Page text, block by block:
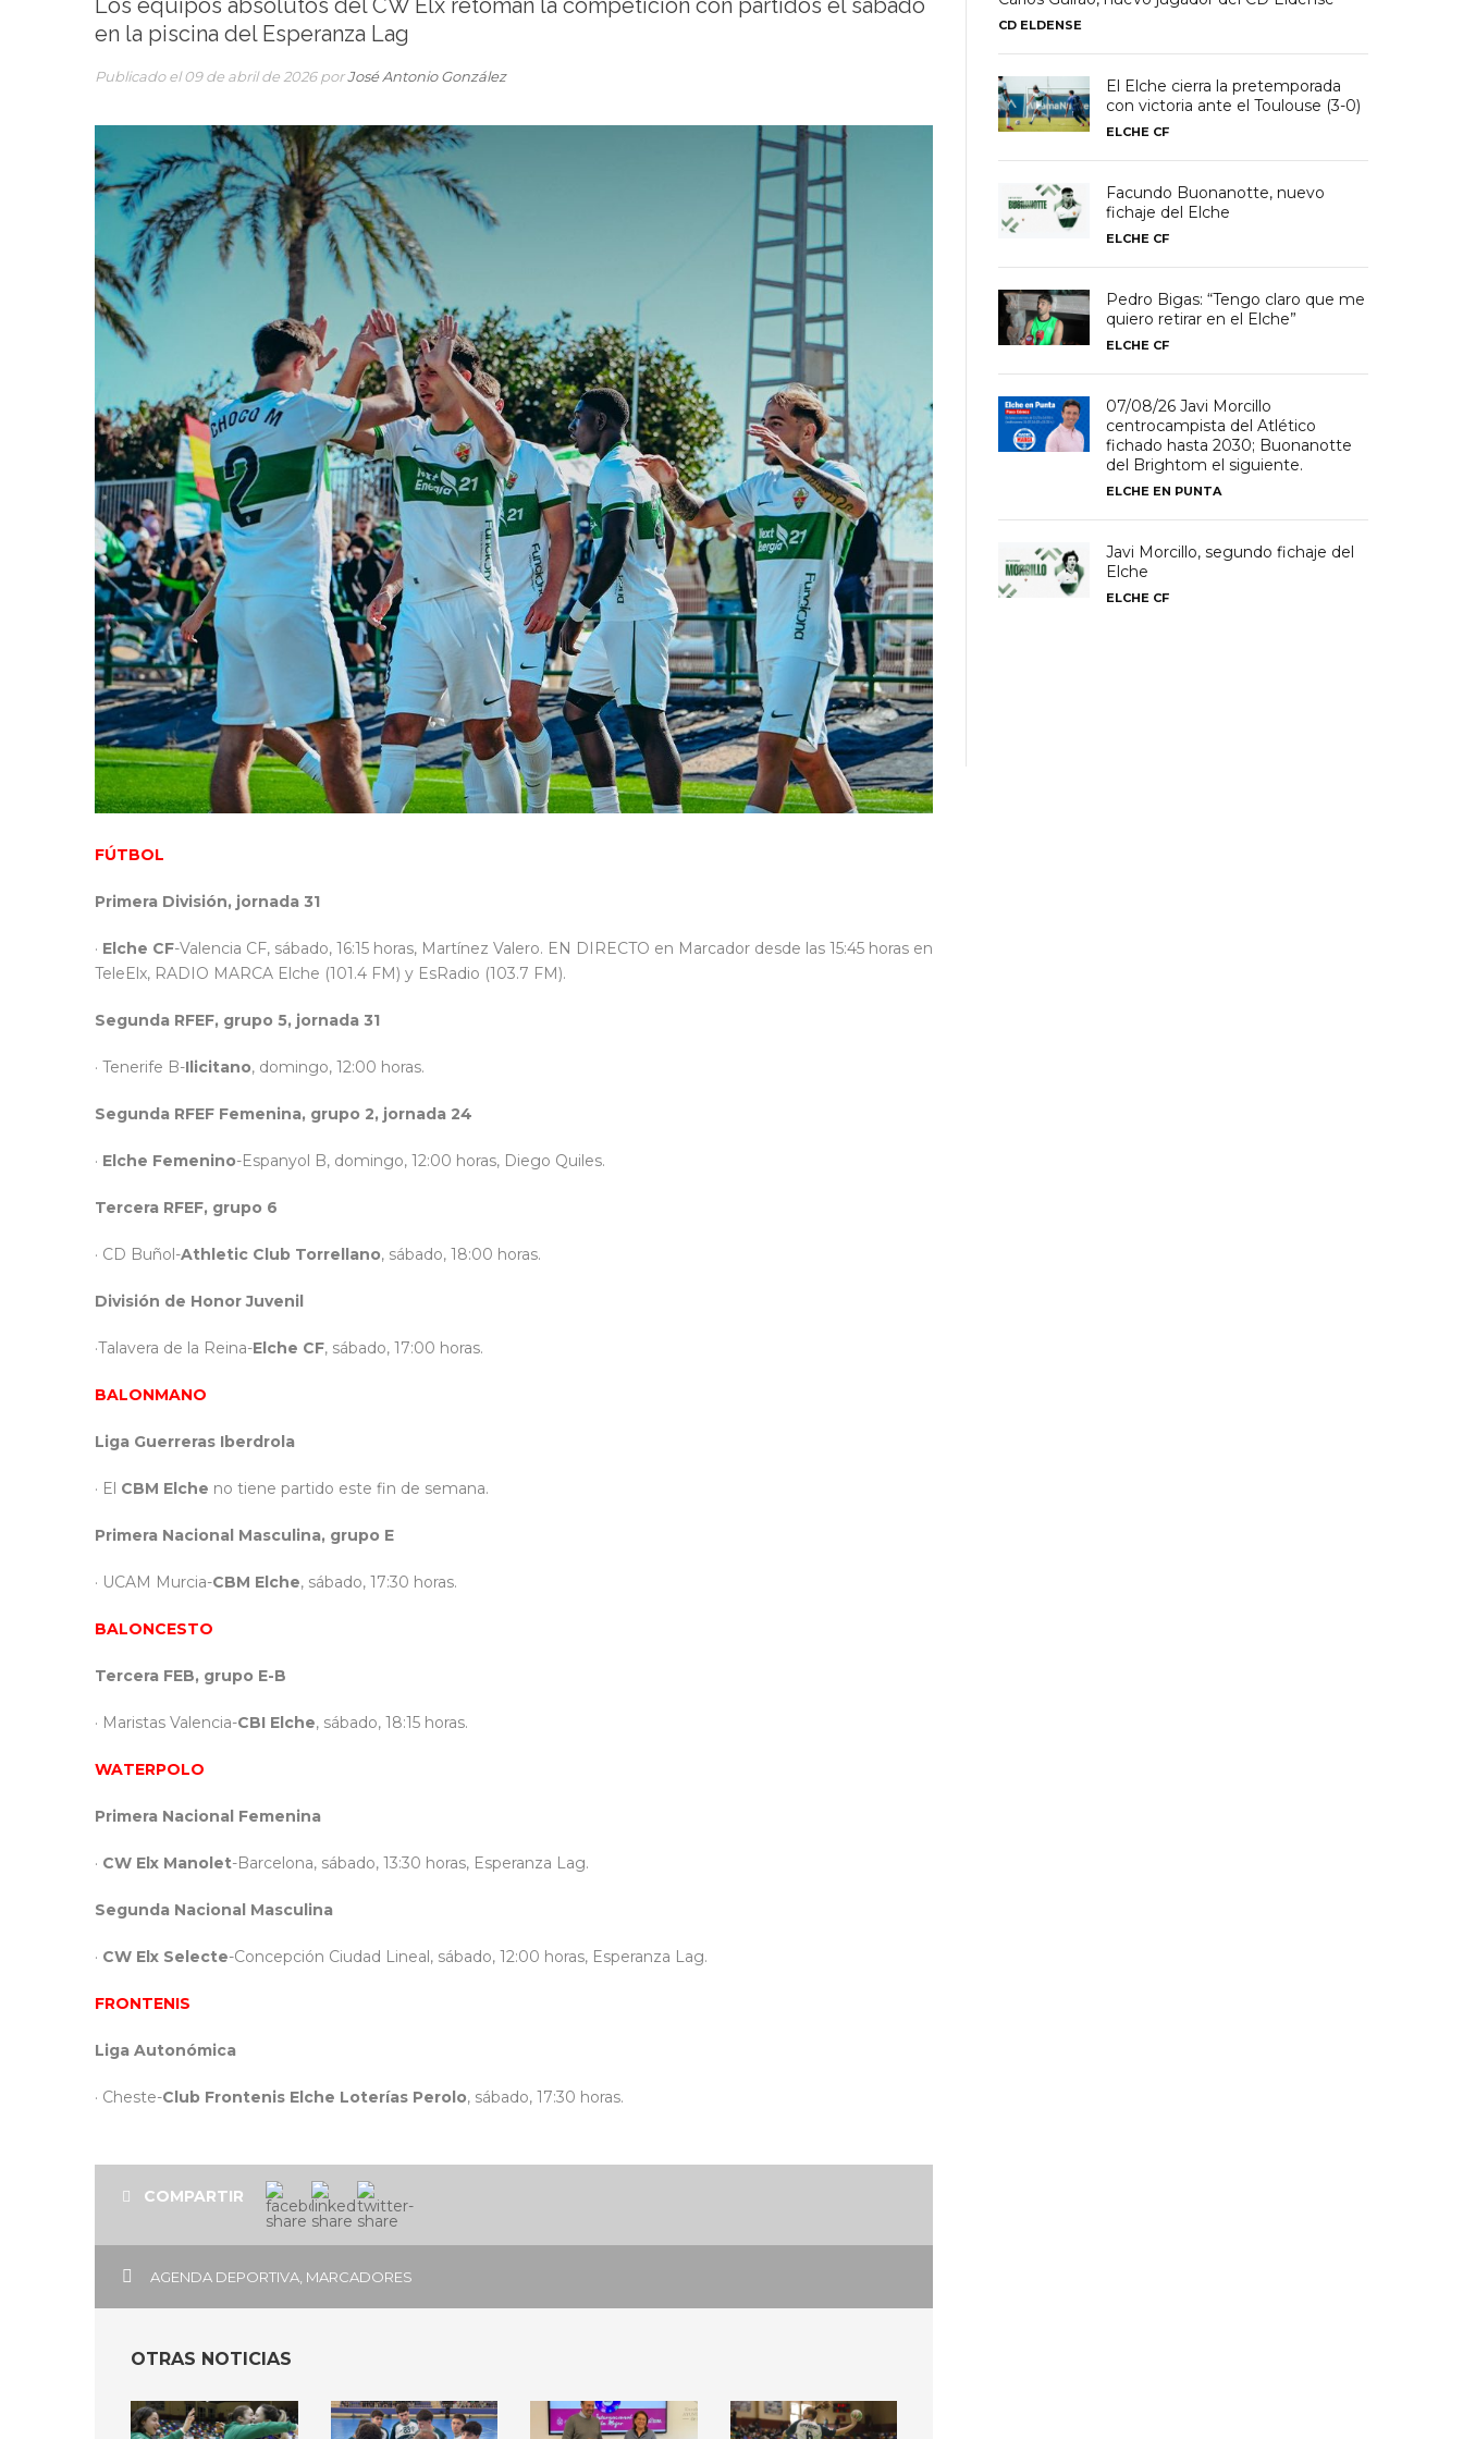
Los equipos absolutos del CW Elx retoman la competición con partidos el sábado
en la piscina del Esperanza Lag
Publicado el 09 de abril de 2026 porJosé Antonio González
FÚTBOL
Primera División, jornada 31
· Elche CF-Valencia CF, sábado, 16:15 horas, Martínez Valero. EN DIRECTO en Marcador desde las 15:45 horas en
TeleElx, RADIO MARCA Elche (101.4 FM) y EsRadio (103.7 FM).
Segunda RFEF, grupo 5, jornada 31
· Tenerife B-Ilicitano, domingo, 12:00 horas.
Segunda RFEF Femenina, grupo 2, jornada 24
· Elche Femenino-Espanyol B, domingo, 12:00 horas, Diego Quiles.
Tercera RFEF, grupo 6
· CD Buñol-Athletic Club Torrellano, sábado, 18:00 horas.
División de Honor Juvenil
·Talavera de la Reina-Elche CF, sábado, 17:00 horas.
BALONMANO
Liga Guerreras Iberdrola
· El CBM Elche no tiene partido este fin de semana.
Primera Nacional Masculina, grupo E
· UCAM Murcia-CBM Elche, sábado, 17:30 horas.
BALONCESTO
Tercera FEB, grupo E-B
· Maristas Valencia-CBI Elche, sábado, 18:15 horas.
WATERPOLO
Primera Nacional Femenina
· CW Elx Manolet-Barcelona, sábado, 13:30 horas, Esperanza Lag.
Segunda Nacional Masculina
· CW Elx Selecte-Concepción Ciudad Lineal, sábado, 12:00 horas, Esperanza Lag.
FRONTENIS
Liga Autonómica
· Cheste-Club Frontenis Elche Loterías Perolo, sábado, 17:30 horas.
COMPARTIR
AGENDA DEPORTIVA MARCADORES
OTRAS NOTICIAS
CD ELDENSE
El Elche cierra la pretemporada
con victoria ante el Toulouse (3-0)
ELCHE CF
Facundo Buonanotte, nuevo
fichaje del Elche
ELCHE CF
Pedro Bigas: “Tengo claro que me
quiero retirar en el Elche”
ELCHE CF
07/08/26 Javi Morcillo
centrocampista del Atlético
fichado hasta 2030; Buonanotte
del Brightom el siguiente.
ELCHE EN PUNTA
Javi Morcillo, segundo fichaje del
Elche
ELCHE CF